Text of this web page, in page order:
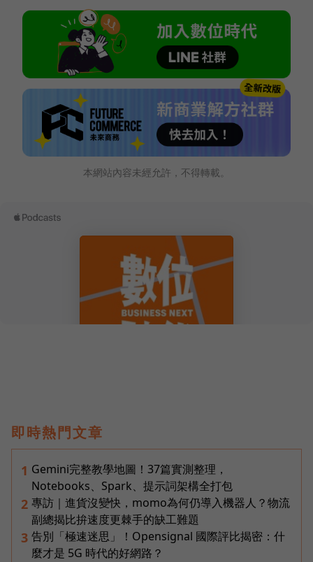
本網站內容未經允許，不得轉載。
即時熱門文章
1 Gemini完整教學地圖！37篇實測整理，
Notebooks、Spark、提示詞架構全打包
2 專訪｜進貨沒變快，momo為何仍導入機器人？物流
副總揭比拚速度更棘手的缺工難題
3 告別「極速迷思」！Opensignal 國際評比揭密：什
麼才是 5G 時代的好網路？